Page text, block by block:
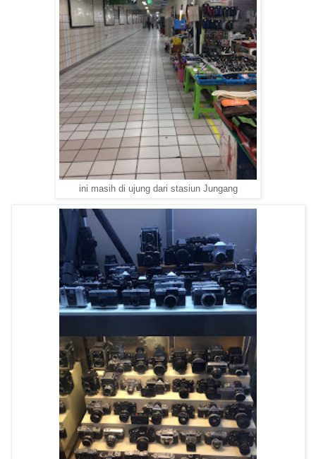
ini masih di ujung dari stasiun Jungang